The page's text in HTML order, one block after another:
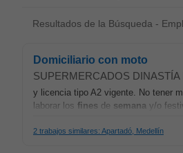
Resultados de la Búsqueda -
Domiciliario con moto
SUPERMERCADOS DINASTÍA
y licencia tipo A2 vigente. No tener
laborar los fines de semana y/o
2 trabajos similares: Apartadó, Medellín